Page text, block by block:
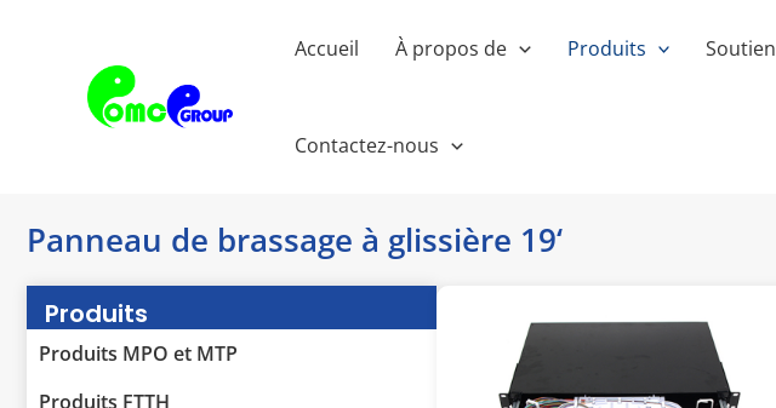
Accueil À propos de Produits Soutien
Contactez-nous
Panneau de brassage à glissière 19‘
Produits
Produits MPO et MTP
Produits FTTH